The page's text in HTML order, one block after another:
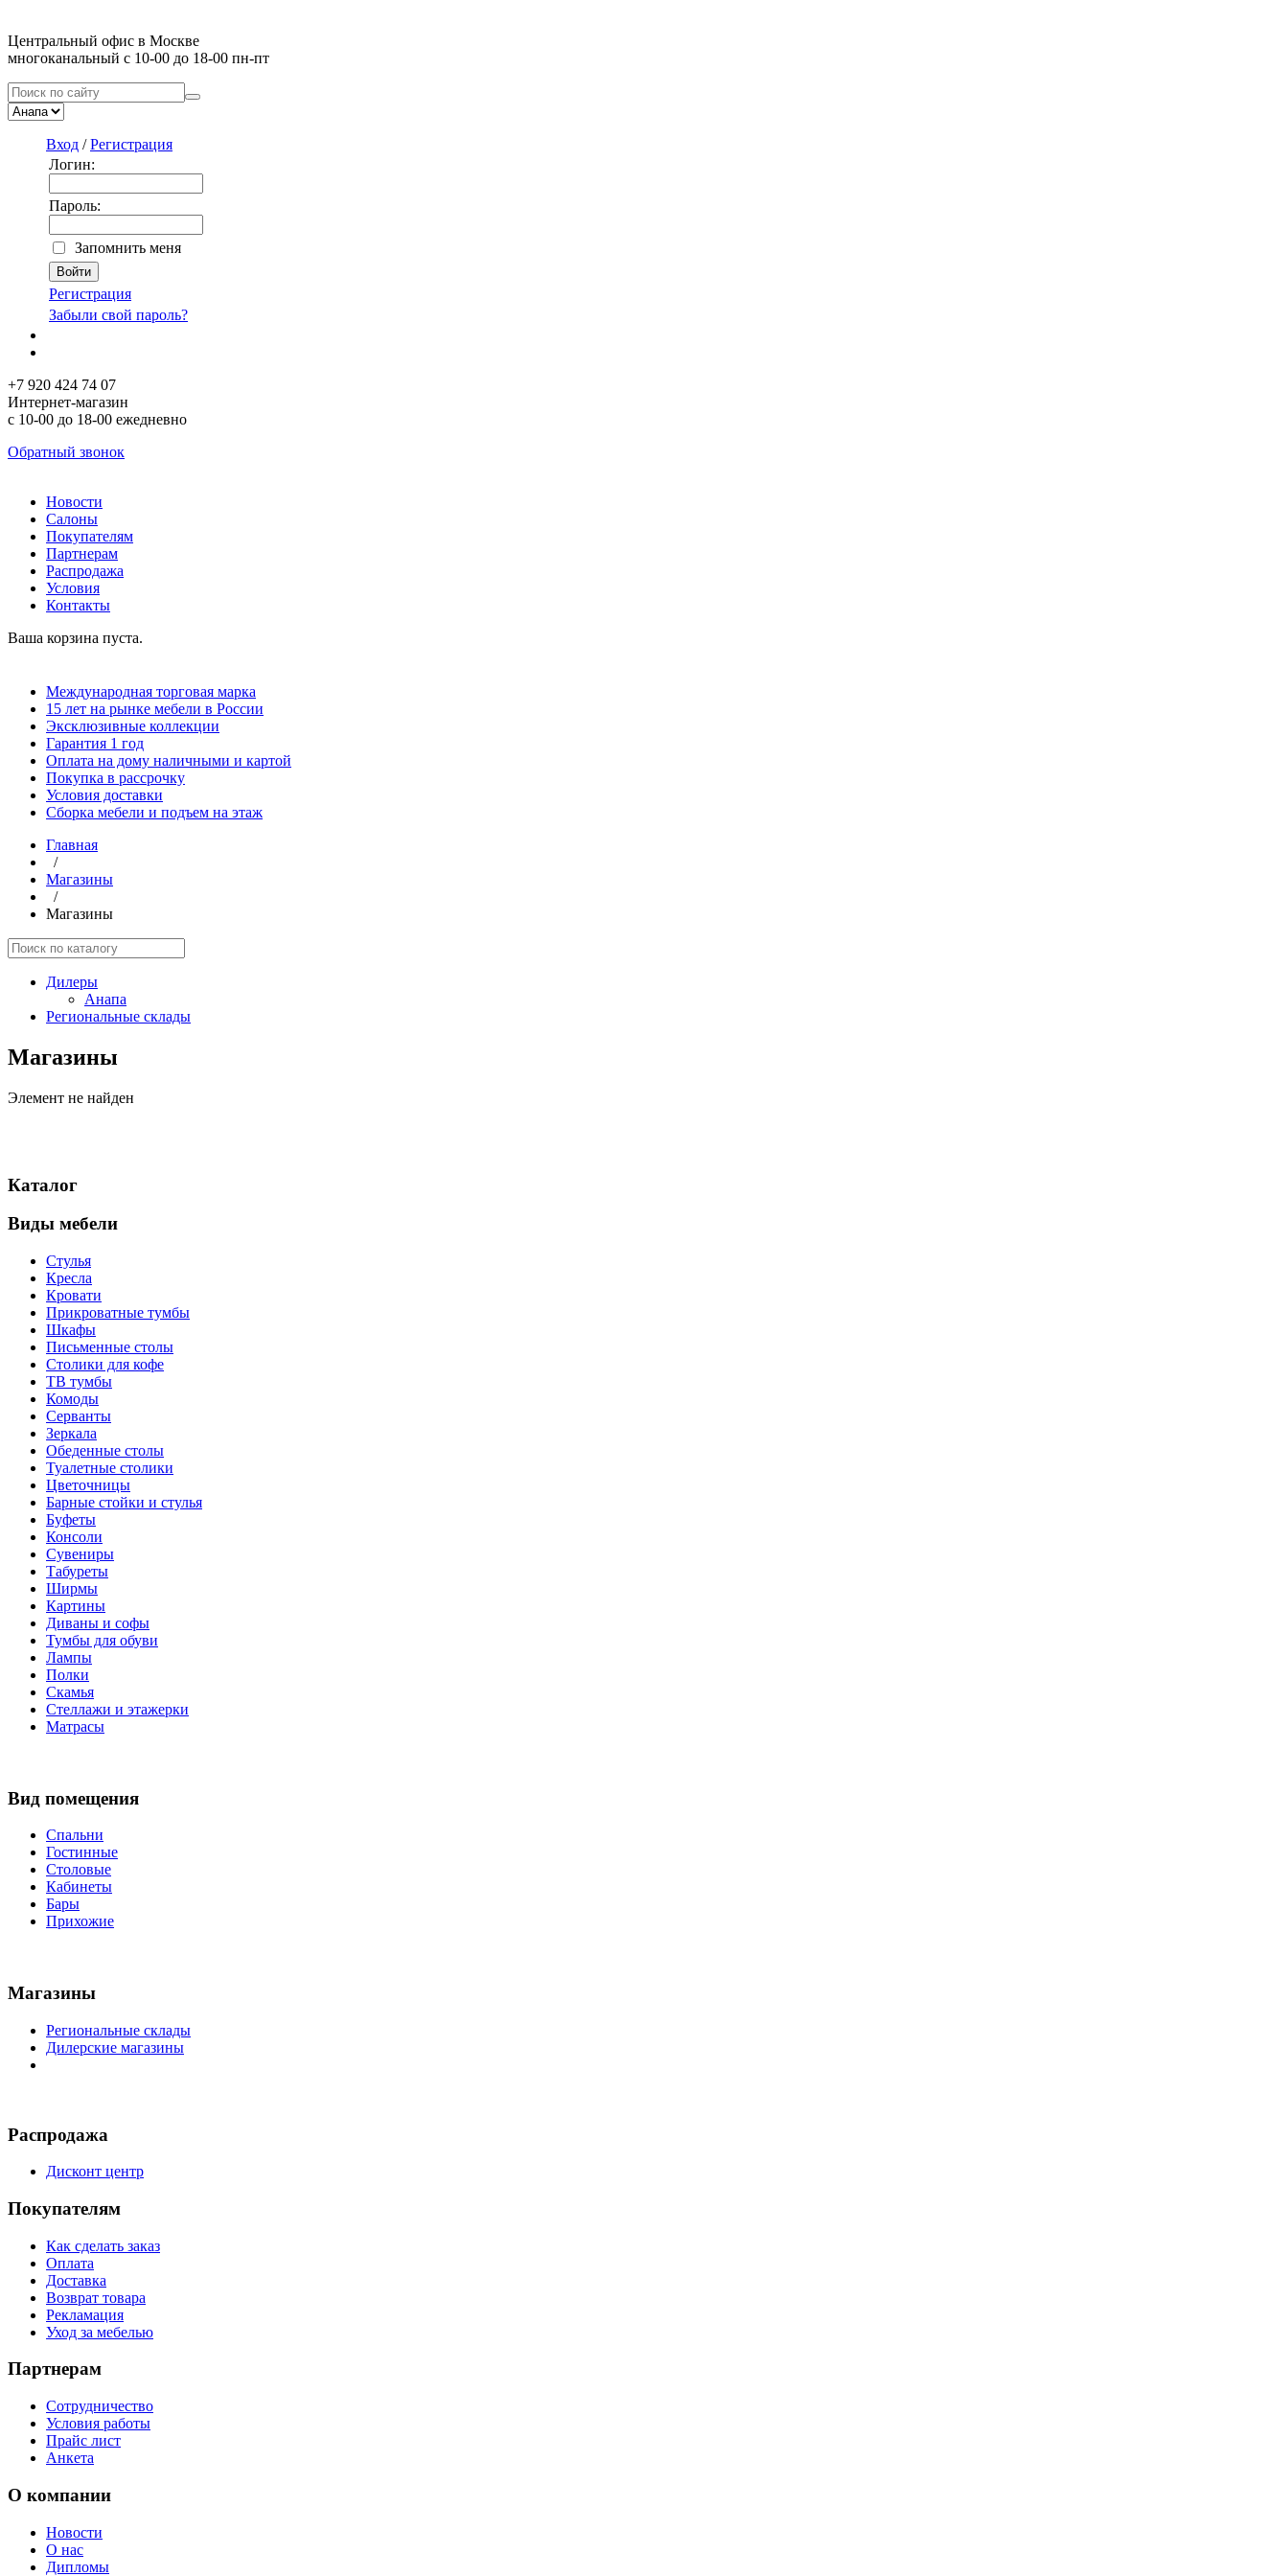
Центральный офис в Москве
многоканальный с 10-00 до 18-00 пн-пт
Вход /Регистрация
Логин:
Пароль:
Запомнить меня
Регистрация
Забыли свой пароль?
+7 920 424 74 07
Интернет-магазин
с 10-00 до 18-00 ежедневно
Обратный звонок
Новости
Салоны
Покупателям
Партнерам
Распродажа
Условия
Контакты
Ваша корзина пуста.
Международная торговая марка
15 лет на рынке мебели в России
Эксклюзивные коллекции
Гарантия 1 год
Оплата на дому наличными и картой
Покупка в рассрочку
Условия доставки
Сборка мебели и подъем на этаж
Главная
/
Магазины
/
Магазины
Дилеры
Анапа
Региональные склады
Магазины
Элемент не найден
Каталог
Виды мебели
Стулья
Кресла
Кровати
Прикроватные тумбы
Шкафы
Письменные столы
Столики для кофе
ТВ тумбы
Комоды
Серванты
Зеркала
Обеденные столы
Туалетные столики
Цветочницы
Барные стойки и стулья
Буфеты
Консоли
Сувениры
Табуреты
Ширмы
Картины
Диваны и софы
Тумбы для обуви
Лампы
Полки
Скамья
Стеллажи и этажерки
Матрасы
Вид помещения
Спальни
Гостинные
Столовые
Кабинеты
Бары
Прихожие
Магазины
Региональные склады
Дилерские магазины
Распродажа
Дисконт центр
Покупателям
Как сделать заказ
Оплата
Доставка
Возврат товара
Рекламация
Уход за мебелью
Партнерам
Сотрудничество
Условия работы
Прайс лист
Анкета
О компании
Новости
О нас
Дипломы